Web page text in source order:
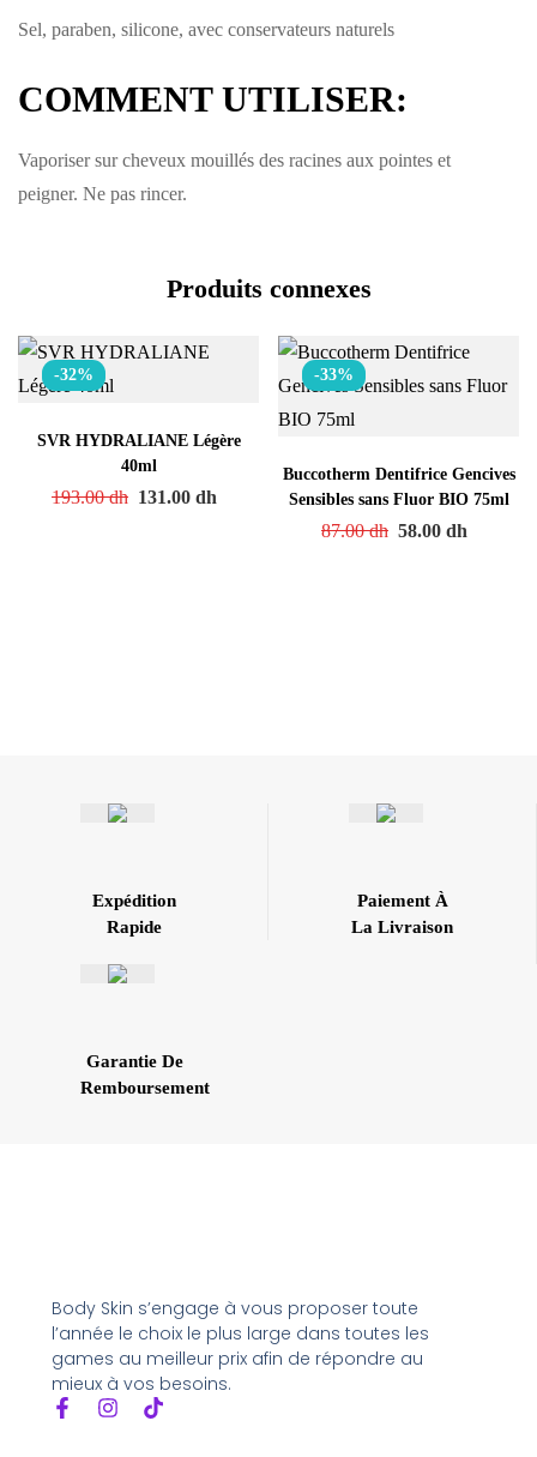
Sel, paraben, silicone, avec conservateurs naturels
COMMENT UTILISER:
Vaporiser sur cheveux mouillés des racines aux pointes et
peigner. Ne pas rincer.
Produits connexes
-32%
SVR HYDRALIANE Légère
40ml
193.00dh 131.00 dh
-33%
Buccotherm Dentifrice Gencives
Sensibles sans Fluor BIO 75ml
87.00dh 58.00 dh
Paiement À
La Livraison
Expédition
Rapide
Garantie De
Remboursement
Body Skin s’engage à vous proposer toute
l’année le choix le plus large dans toutes les
games au meilleur prix afin de répondre au
mieux à vos besoins.